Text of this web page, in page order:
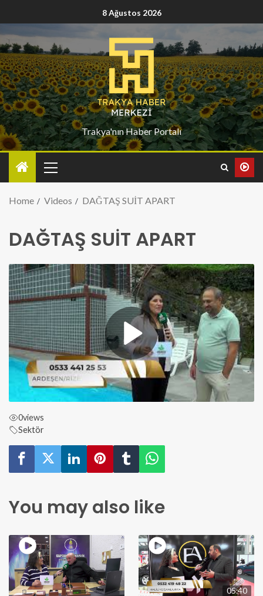
8 Ağustos 2026
Trakya'nın Haber Portalı
Home Videos DAĞTAŞ SUİT APART
DAĞTAŞ SUİT APART
0views
Sektör
You may also like
05:40